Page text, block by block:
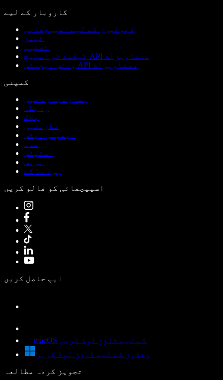
کاروبار کے لیے
ڈیولپرز کے لیے اسپیچفائی
ٹیمز
تعلیم
ٹیکسٹ ٹو اسپیچ API دستاویزات
وائس ایجنٹس API دستاویزات
کمپنی
ہمارے بارے میں
رابطہ
بلاگ
ملازمتیں
ایفیلی ایٹس
مدد
اسٹیٹس
پریس
برانڈ کٹ
اسپیچفائی کو فالو کریں
ایپ حاصل کریں
macOS کے لیے ڈاؤن لوڈ کریں
ونڈوز کے لیے ڈاؤن لوڈ کریں
تجویز کردہ مطالعہ